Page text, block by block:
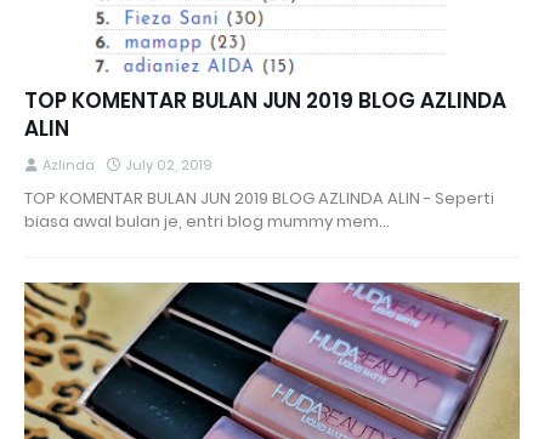
TOP KOMENTAR BULAN JUN 2019 BLOG AZLINDA
ALIN
Azlinda July 02, 2019
TOP KOMENTAR BULAN JUN 2019 BLOG AZLINDA ALIN - Seperti
biasa awal bulan je, entri blog mummy mem…